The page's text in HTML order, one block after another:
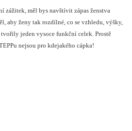
zážitek, měl bys navštívit zápas ženstva
aby ženy tak rozdílné, co se vzhledu, výšky,
jeden vysoce funkční celek. Prostě
nejsou pro kdejakého cápka!